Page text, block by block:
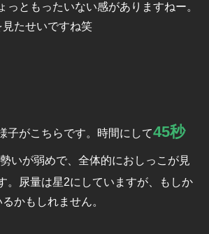
っともったいない感がありますねー。
たせいですね笑
子がこちらです。時間にして45秒
いが弱めで、全体的におしっこが見
。尿量は星2にしていますが、もしか
かもしれません。